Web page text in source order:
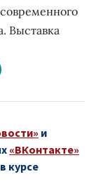
Выставка
и
«ВКонтакте»
курсе